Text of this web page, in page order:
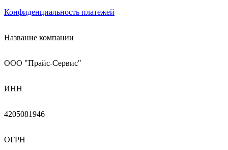
Конфиденциальность платежей
Название компании
ООО "Прайс-Сервис"
ИНН
4205081946
ОГРН